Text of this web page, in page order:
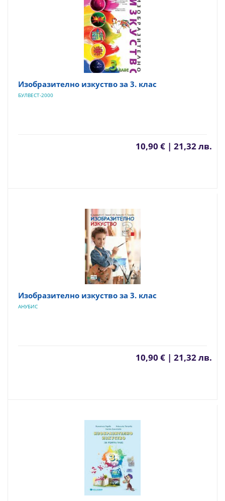
Изобразително изкуство за 3. клас
БУЛВЕСТ-2000
10,90 € | 21,32 лв.
Изобразително изкуство за 3. клас
АНУБИС
10,90 € | 21,32 лв.